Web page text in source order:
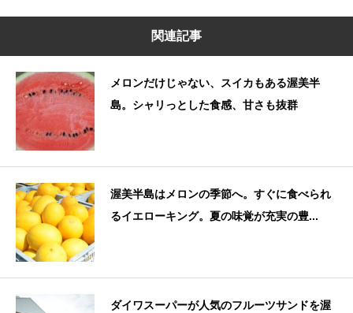
関連記事
メロンだけじゃない、スイカもある渥美半
島。シャリっとした食感、甘さも抜群
渥美半島はメロンの季節へ。すぐに食べられ
るイエローキング。夏の味覚が充実の豊...
ダイワスーパーが人気のフルーツサンドを渥